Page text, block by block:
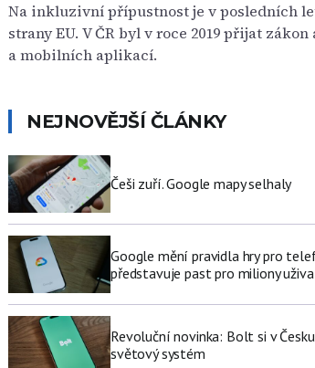
Na inkluzivní přípustnost je v posledních
strany EU. V ČR byl v roce 2019 přijat
a mobilních aplikací.
NEJNOVĚJŠÍ ČLÁNKY
Češi zuří. Google mapy selhaly
Google mění pravidla hry pro
představuje past pro miliony
Revoluční novinka: Bolt si v
světový systém